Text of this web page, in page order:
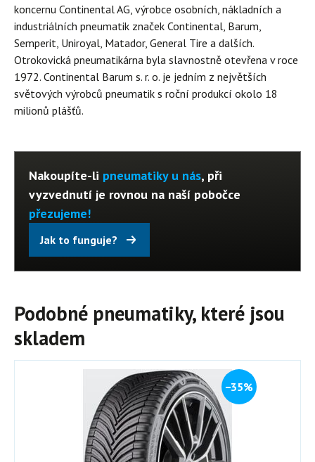
koncernu Continental AG, výrobce osobních, nákladních a
industriálních pneumatik značek Continental, Barum,
Semperit, Uniroyal, Matador, General Tire a dalších.
Otrokovická pneumatikárna byla slavnostně otevřena v roce
1972. Continental Barum s. r. o. je jedním z největších
světových výrobců pneumatik s roční produkcí okolo 18
milionů plášťů.
Nakoupíte-li pneumatiky u nás, při
vyzvednutí je rovnou na naší pobočce
přezujeme!
Jak to funguje?
Podobné pneumatiky, které jsou
skladem
−35%